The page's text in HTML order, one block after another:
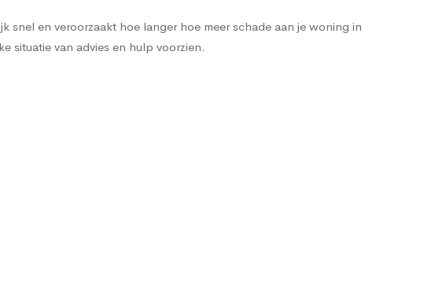
en veroorzaakt hoe langer hoe meer schade aan je woning in
situatie van advies en hulp voorzien.